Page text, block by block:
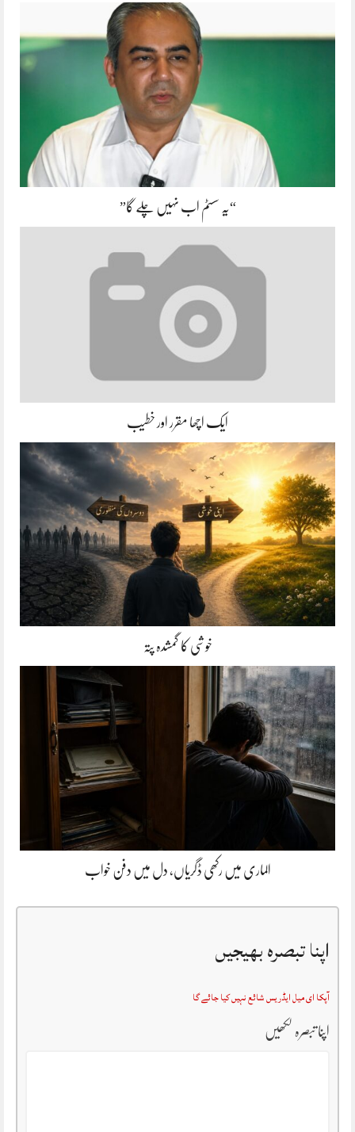
“یہ سسٹم اب نہیں چلے گا”
ایک اچھا مقرر اور خطیب
خوشی کا گمشدہ پتہ
الماری میں رکھی ڈگریاں، دل میں دفن خواب
اپنا تبصرہ بھیجیں
آپکا ای میل ایڈریس شائع نہیں کیا جائے گا
اپنا تبصرہ لکھیں